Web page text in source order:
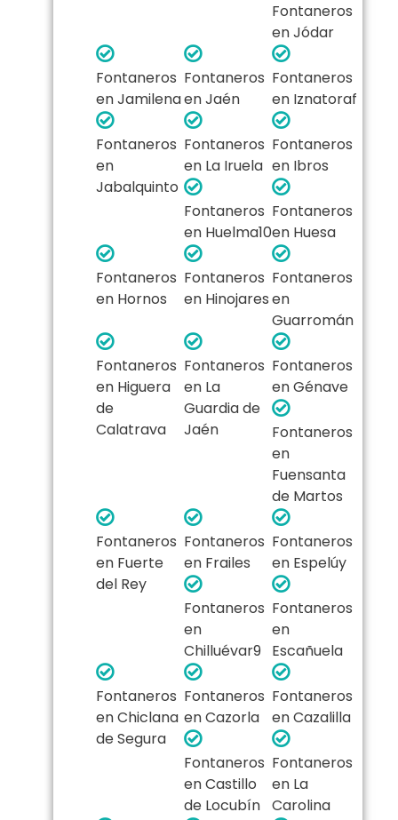
Fontaneros
en Jódar
Fontaneros
en Jamilena
Fontaneros
en Jaén
Fontaneros
en Iznatoraf
Fontaneros
en
Jabalquinto
Fontaneros
en La Iruela
Fontaneros
en Ibros
Fontaneros
en Huelma10​
Fontaneros
en Huesa
Fontaneros
en Hornos
Fontaneros
en Hinojares
Fontaneros
en
Guarromán
Fontaneros
en Higuera
de
Calatrava
Fontaneros
en La
Guardia de
Jaén
Fontaneros
en Génave
Fontaneros
en
Fuensanta
de Martos
Fontaneros
en Fuerte
del Rey
Fontaneros
en Frailes
Fontaneros
en Espelúy
Fontaneros
en
Chilluévar9​
Fontaneros
en
Escañuela
Fontaneros
en Chiclana
de Segura
Fontaneros
en Cazorla
Fontaneros
en Cazalilla
Fontaneros
en Castillo
de Locubín
Fontaneros
en La
Carolina